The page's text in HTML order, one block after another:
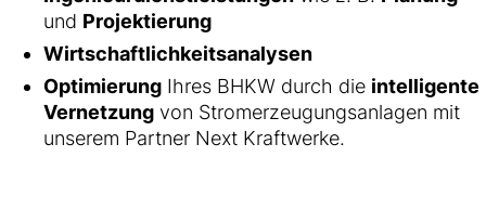
und Projektierung
Wirtschaftlichkeitsanalysen
Optimierung Ihres BHKW durch die intelligente
Vernetzung von Stromerzeugungsanlagen mit
unserem Partner Next Kraftwerke.